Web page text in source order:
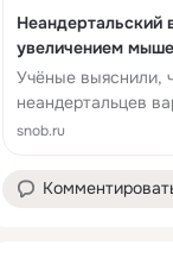
Неандертальский
увеличением
Учёные выяснили,
неандертальцев
показало, что он
snob.ru